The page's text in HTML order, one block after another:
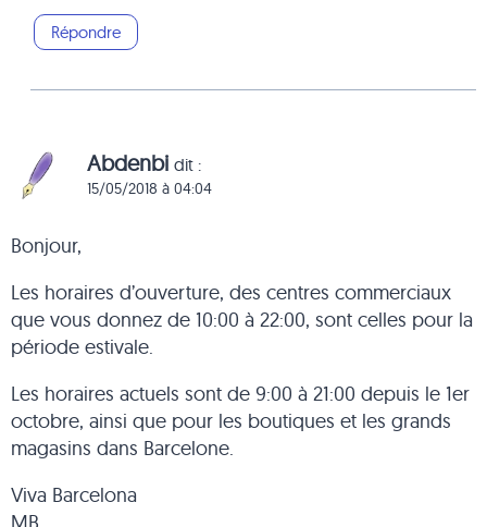
Répondre
Abdenbi dit :
15/05/2018 à 04:04
Bonjour,
Les horaires d’ouverture, des centres commerciaux
que vous donnez de 10:00 à 22:00, sont celles pour la
période estivale.
Les horaires actuels sont de 9:00 à 21:00 depuis le 1er
octobre, ainsi que pour les boutiques et les grands
magasins dans Barcelone.
Viva Barcelona